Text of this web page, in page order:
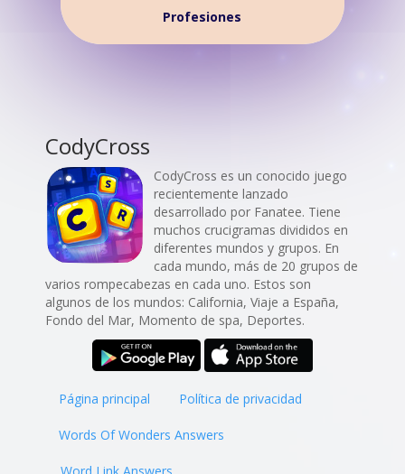
Profesiones
CodyCross
CodyCross es un conocido juego
recientemente lanzado
desarrollado por Fanatee. Tiene
muchos crucigramas divididos en
diferentes mundos y grupos. En
cada mundo, más de 20 grupos de
varios rompecabezas en cada uno. Estos son
algunos de los mundos: California, Viaje a España,
Fondo del Mar, Momento de spa, Deportes.
Página principal Política de privacidad
Words Of Wonders Answers